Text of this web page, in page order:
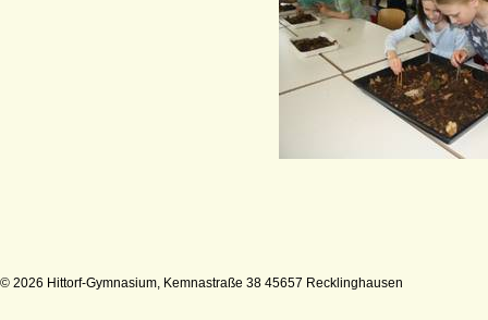
© 2026 Hittorf-Gymnasium, Kemnastraße 38 45657 Recklinghausen